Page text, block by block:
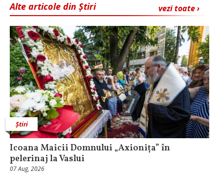
vezi toate ›
Alte articole din Știri
Știri
Icoana Maicii Domnului „Axionița” în
pelerinaj la Vaslui
07 Aug, 2026